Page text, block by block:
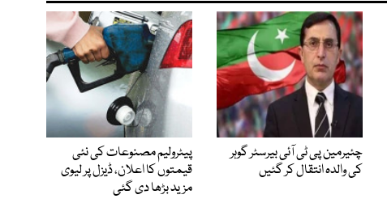
چئیرمین پی ٹی آئی بیرسٹر گوہر
کی والدہ انتقال کر گئیں
پیٹرولیم مصنوعات کی نئی
قیمتوں کا اعلان، ڈیزل پر لیوی
مزید بڑھا دی گئی